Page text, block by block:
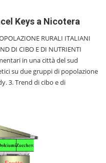
Keys a Nicotera
RURALI ITALIANI
DI CIBO E DI NUTRIENTI
in una città del sud
su due gruppi di popolazione
3. Trend di cibo e di